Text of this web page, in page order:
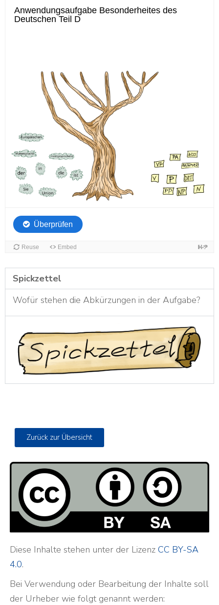
Spickzettel
Wofür stehen die Abkürzungen in der Aufgabe?
Zurück zur Übersicht
Diese Inhalte stehen unter der Lizenz CC BY-SA
4.0.
Bei Verwendung oder Bearbeitung der Inhalte soll
der Urheber wie folgt genannt werden: